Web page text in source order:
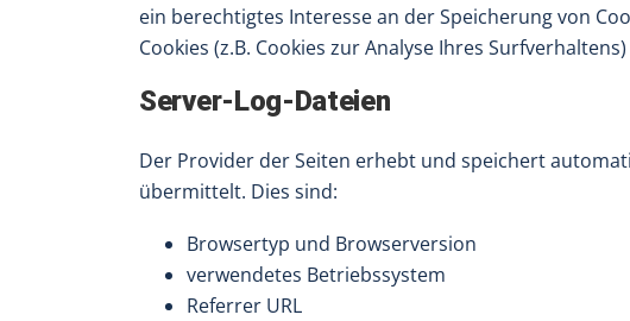
ein berechtigtes Interesse an der Speicherung von
Cookies (z.B. Cookies zur Analyse Ihres
Server-Log-Dateien
Der Provider der Seiten erhebt und speichert
übermittelt. Dies sind:
Browsertyp und Browserversion
verwendetes Betriebssystem
Referrer URL